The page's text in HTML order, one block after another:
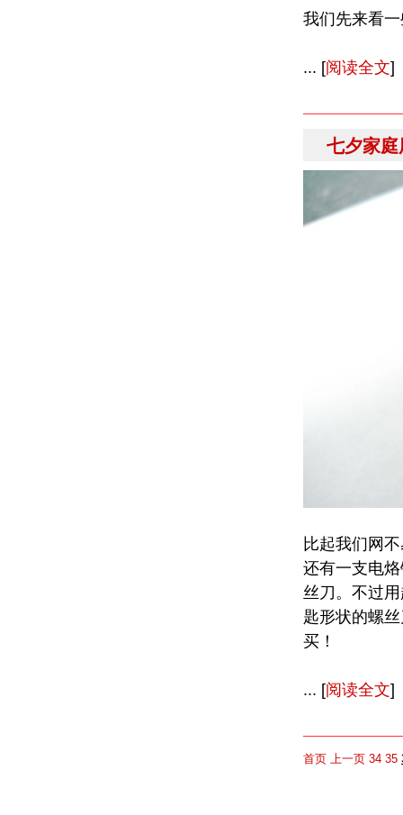
我们先来看
... [阅读全文]
七夕家庭
比起我们网
还有一支电
丝刀。不过
匙形状的螺
买！
... [阅读全文]
首页 上一页 34 35